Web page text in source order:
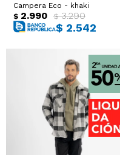
Campera Eco - khaki
$ 2.990 $ 3.290
$ 2.542